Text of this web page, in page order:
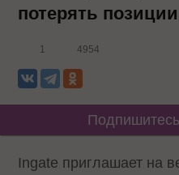
потерять
1 4954
Ingate приглашает на